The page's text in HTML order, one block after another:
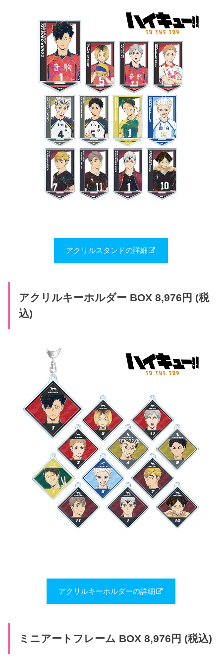
アクリルスタンドの詳細
アクリルキーホルダー BOX 8,976円 (税
込)
アクリルキーホルダーの詳細
ミニアートフレーム BOX 8,976円 (税込)